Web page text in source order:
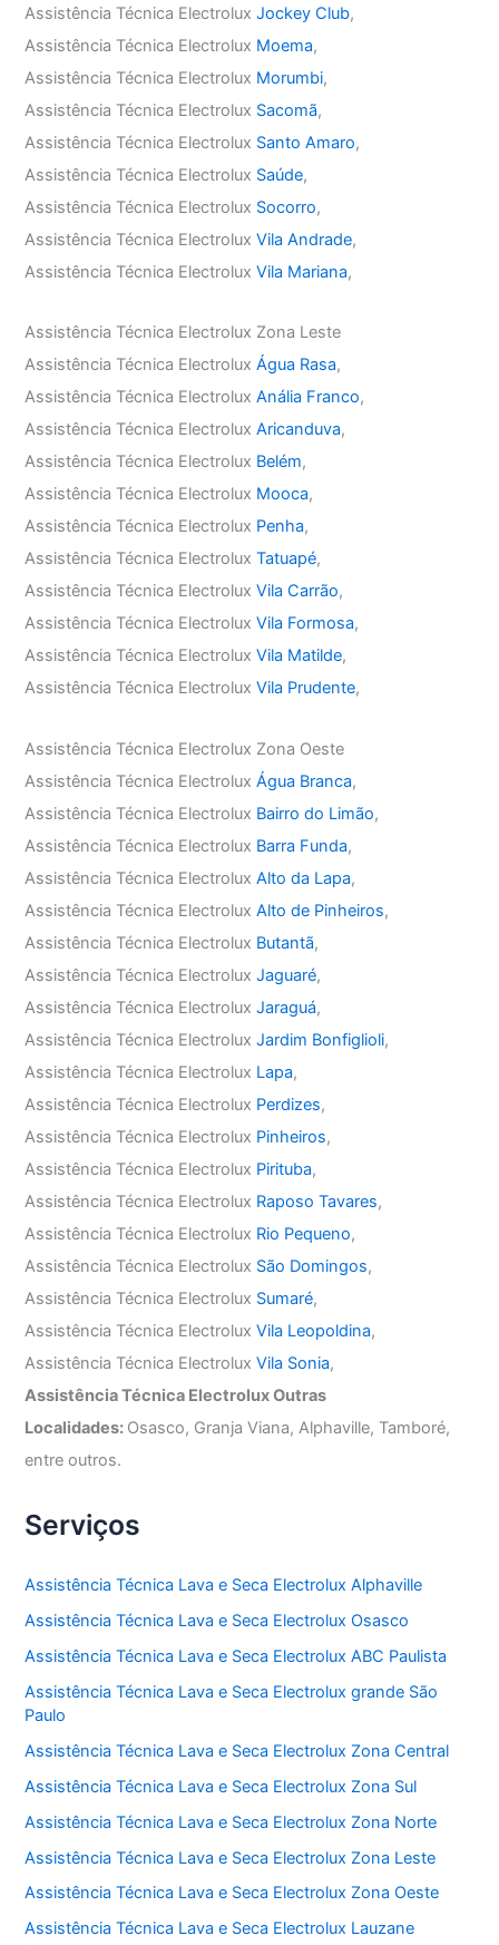
Assistência Técnica ElectroluxJockey Club,
Assistência Técnica Electrolux Moema,
Assistência Técnica Electrolux Morumbi,
Assistência Técnica Electrolux Sacomã,
Assistência Técnica Electrolux Santo Amaro,
Assistência Técnica Electrolux Saúde,
Assistência Técnica Electrolux Socorro,
Assistência Técnica ElectroluxVila Andrade,
Assistência Técnica ElectroluxVila Mariana,
Assistência Técnica Electrolux Zona Leste
Assistência Técnica ElectroluxÁgua Rasa,
Assistência Técnica ElectroluxAnália Franco,
Assistência Técnica ElectroluxAricanduva,
Assistência Técnica Electrolux Belém,
Assistência Técnica Electrolux Mooca,
Assistência Técnica Electrolux Penha,
Assistência Técnica ElectroluxTatuapé,
Assistência Técnica ElectroluxVila Carrão,
Assistência Técnica ElectroluxVila Formosa,
Assistência Técnica ElectroluxVila Matilde,
Assistência Técnica ElectroluxVila Prudente,
Assistência Técnica Electrolux Zona Oeste
Assistência Técnica ElectroluxÁgua Branca,
Assistência Técnica Electrolux Bairro do Limão,
Assistência Técnica Electrolux Barra Funda,
Assistência Técnica ElectroluxAlto da Lapa,
Assistência Técnica ElectroluxAlto de Pinheiros,
Assistência Técnica Electrolux Butantã,
Assistência Técnica ElectroluxJaguaré,
Assistência Técnica ElectroluxJaraguá,
Assistência Técnica ElectroluxJardim Bonfiglioli,
Assistência Técnica Electrolux Lapa,
Assistência Técnica Electrolux Perdizes,
Assistência Técnica Electrolux Pinheiros,
Assistência Técnica Electrolux Pirituba,
Assistência Técnica Electrolux Raposo Tavares,
Assistência Técnica Electrolux Rio Pequeno,
Assistência Técnica Electrolux São Domingos,
Assistência Técnica Electrolux Sumaré,
Assistência Técnica ElectroluxVila Leopoldina,
Assistência Técnica ElectroluxVila Sonia,
Assistência Técnica Electrolux Outras
Localidades: Osasco, Granja Viana, Alphaville, Tamboré,
entre outros.
Serviços
Assistência Técnica Lava e Seca Electrolux Alphaville
Assistência Técnica Lava e Seca Electrolux Osasco
Assistência Técnica Lava e Seca Electrolux ABC Paulista
Assistência Técnica Lava e Seca Electrolux grande São
Paulo
Assistência Técnica Lava e Seca Electrolux Zona Central
Assistência Técnica Lava e Seca Electrolux Zona Sul
Assistência Técnica Lava e Seca Electrolux Zona Norte
Assistência Técnica Lava e Seca Electrolux Zona Leste
Assistência Técnica Lava e Seca Electrolux Zona Oeste
Assistência Técnica Lava e Seca Electrolux Lauzane